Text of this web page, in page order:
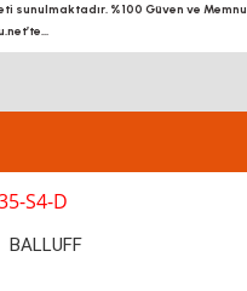
sunulmaktadır. %100 Güven ve
S4-D
BALLUFF